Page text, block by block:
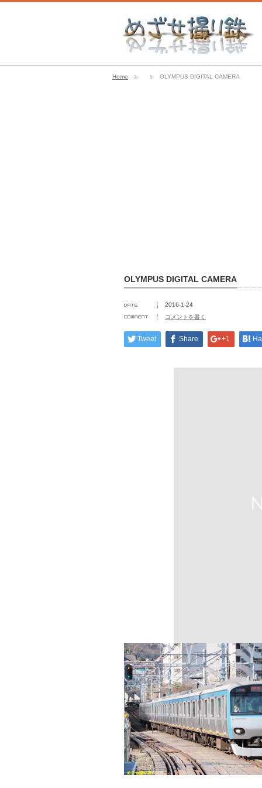
Home OLYMPUS DIGITAL CAMERA
OLYMPUS DIGITAL CAMERA
2016-1-24
コメントを書く
Tweet Share +1